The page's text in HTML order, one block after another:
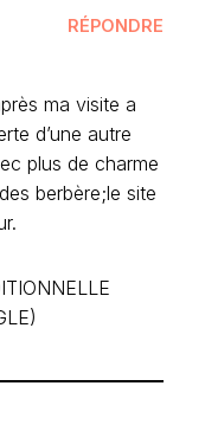
RÉPONDRE
ma visite a
d’une autre
plus de charme
berbère;le site